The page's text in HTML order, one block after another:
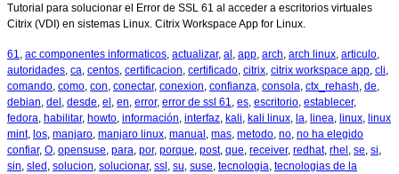
Tutorial para solucionar el Error de SSL 61 al acceder a escritorios virtuales
Citrix (VDI) en sistemas Linux. Citrix Workspace App for Linux.
61 ac componentes informaticos actualizar, al app arch arch linux articulo
autoridades ca centos certificacion certificado citrix citrix workspace app cli
comando como con conectar, conexion confianza consola ctx_rehash de
debian del desde el en error, error de ssl 61 es escritorio establecer,
fedora habilitar, howto información interfaz kali kali linux la linea linux linux
mint, los manjaro manjaro linux manual mas metodo no no ha elegido
confiar, O opensuse para por, porque post, que receiver, redhat, rhel se si
sin sled solucion solucionar, ssl su suse tecnologia tecnologias de la